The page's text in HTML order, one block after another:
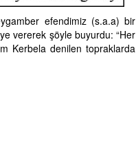
efendimiz (s.a.a) bir
vererek şöyle buyurdu: “Her
Kerbela denilen topraklarda